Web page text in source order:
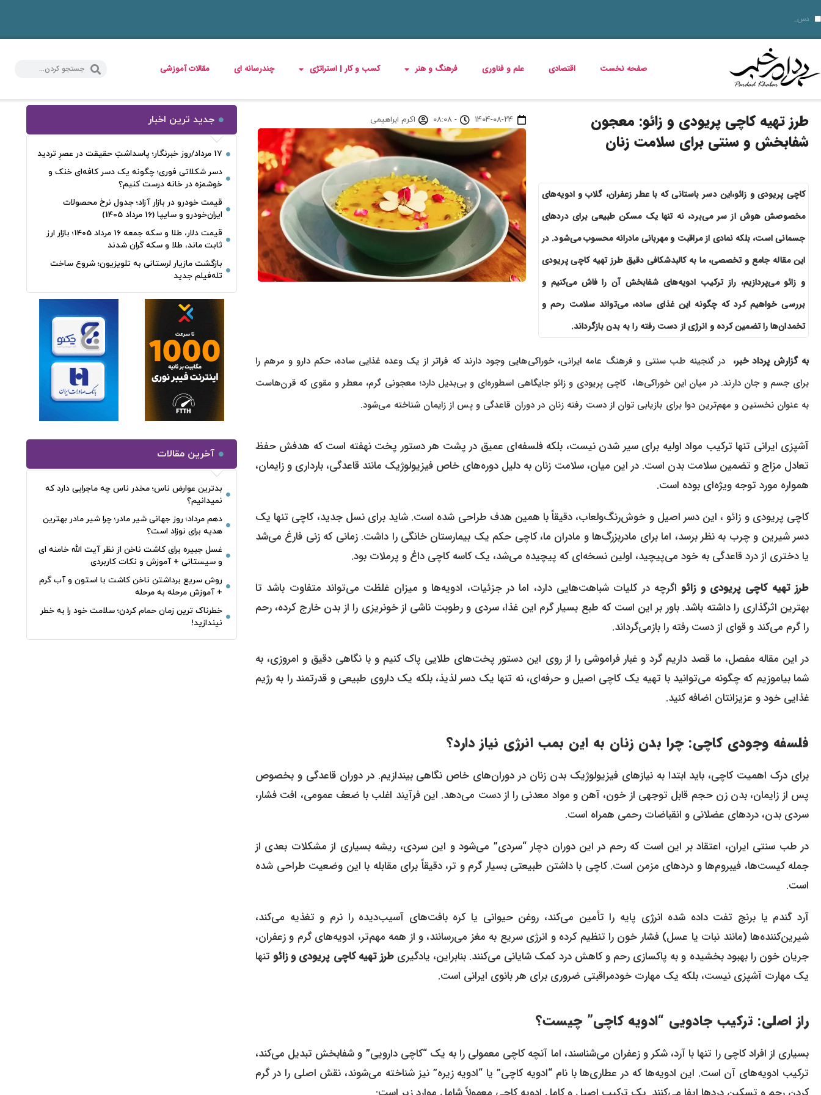
دسر شکلاتی فوری؛ چگونه یک دسر ک
قیمت خودرو در بازار آزاد؛ جدول نرخ محصولات ایران‌خودرو و سایپا (16 مرداد 1405)
قیمت دلار، طلا و سکه جمعه 16 مرداد 1405؛ بازار ارز ثابت ماند، طلا و سکه گران شدند
بازگشت مازیار لرستانی به تلویزیون؛ شروع ساخت تله‌فیلم جدید
بدترین عوارض ناس؛ مخدر ناس چه ماجرایی دارد که نمیدانیم؟
خواص گیاه خرفه؛ فواید خرفه برای سلامت، پوست و کاهش وزن
قیمت مرغ، ماهی و تخم مرغ امروز پنجشنبه 15 مرداد 1405 + جدول قیمت
استعلام کالابرگ الکترونیکی و وضعیت دهک‌بندی یارانه 1405؛ راهنمای کامل، رسمی و به‌روز
قیمت دلار، طلا، سکه و ارز امروز 15 مرداد 1405 + جدول کامل
صفحه نخست اقتصادی علم و فناوری فرهنگ و هنر کسب و کار | استراتژی چندرسانه ای مقالات آموزشی
طرز تهیه کاچی پریودی و زائو: معجون
شفابخش و سنتی برای سلامت زنان
کاچی پریودی و زائو،این دسر باستانی که با عطر زعفران، گلاب و ادویه‌های
مخصوصش هوش از سر می‌برد، نه تنها یک مسکن طبیعی برای دردهای
جسمانی است، بلکه نمادی از مراقبت و مهربانی مادرانه محسوب می‌شود. در
این مقاله جامع و تخصصی، ما به کالبدشکافی دقیق طرز تهیه کاچی پریودی
و زائو می‌پردازیم، راز ترکیب ادویه‌های شفابخش آن را فاش می‌کنیم و
بررسی خواهیم کرد که چگونه این غذای ساده، می‌تواند سلامت رحم و
تخمدان‌ها را تضمین کرده و انرژی از دست رفته را به بدن بازگرداند.
۱۴۰۴-۰۸-۲۴ - ۰۸:۰۸ اکرم ابراهیمی
به گزارش پرداد خبر، در گنجینه طب سنتی و فرهنگ عامه ایرانی، خوراکی‌هایی وجود دارند که فراتر از یک وعده غذایی ساده، حکم دارو و مرهم را
برای جسم و جان دارند. در میان این خوراکی‌ها، کاچی پریودی و زائو جایگاهی اسطوره‌ای و بی‌بدیل دارد؛ معجونی گرم، معطر و مقوی که قرن‌هاست
به عنوان نخستین و مهم‌ترین دوا برای بازیابی توان از دست رفته زنان در دوران قاعدگی و پس از زایمان شناخته می‌شود.
آشپزی ایرانی تنها ترکیب مواد اولیه برای سیر شدن نیست، بلکه فلسفه‌ای عمیق در پشت هر دستور پخت نهفته است که هدفش حفظ
تعادل مزاج و تضمین سلامت بدن است. در این میان، سلامت زنان به دلیل دوره‌های خاص فیزیولوژیک مانند قاعدگی، بارداری و زایمان،
همواره مورد توجه ویژه‌ای بوده است.
کاچی پریودی و زائو ، این دسر اصیل و خوش‌رنگ‌ولعاب، دقیقاً با همین هدف طراحی شده است. شاید برای نسل جدید، کاچی تنها یک
دسر شیرین و چرب به نظر برسد، اما برای مادربزرگ‌ها و مادران ما، کاچی حکم یک بیمارستان خانگی را داشت. زمانی که زنی فارغ می‌شد
یا دختری از درد قاعدگی به خود می‌پیچید، اولین نسخه‌ای که پیچیده می‌شد، یک کاسه کاچی داغ و پرملات بود.
طرز تهیه کاچی پریودی و زائواگرچه در کلیات شباهت‌هایی دارد، اما در جزئیات، ادویه‌ها و میزان غلظت می‌تواند متفاوت باشد تا
بهترین اثرگذاری را داشته باشد. باور بر این است که طبع بسیار گرم این غذا، سردی و رطوبت ناشی از خونریزی را از بدن خارج کرده، رحم
را گرم می‌کند و قوای از دست رفته را بازمی‌گرداند.
در این مقاله مفصل، ما قصد داریم گرد و غبار فراموشی را از روی این دستور پخت‌های طلایی پاک کنیم و با نگاهی دقیق و امروزی، به
شما بیاموزیم که چگونه می‌توانید با تهیه یک کاچی اصیل و حرفه‌ای، نه تنها یک دسر لذیذ، بلکه یک داروی طبیعی و قدرتمند را به رژیم
غذایی خود و عزیزانتان اضافه کنید.
فلسفه وجودی کاچی: چرا بدن زنان به این بمب انرژی نیاز دارد؟
برای درک اهمیت کاچی، باید ابتدا به نیازهای فیزیولوژیک بدن زنان در دوران‌های خاص نگاهی بیندازیم. در دوران قاعدگی و بخصوص
پس از زایمان، بدن زن حجم قابل توجهی از خون، آهن و مواد معدنی را از دست می‌دهد. این فرآیند اغلب با ضعف عمومی، افت فشار،
سردی بدن، دردهای عضلانی و انقباضات رحمی همراه است.
در طب سنتی ایران، اعتقاد بر این است که رحم در این دوران دچار “سردی” می‌شود و این سردی، ریشه بسیاری از مشکلات بعدی از
جمله کیست‌ها، فیبروم‌ها و دردهای مزمن است. کاچی با داشتن طبیعتی بسیار گرم و تر، دقیقاً برای مقابله با این وضعیت طراحی شده
است.
آرد گندم یا برنج تفت داده شده انرژی پایه را تأمین می‌کند، روغن حیوانی یا کره بافت‌های آسیب‌دیده را نرم و تغذیه می‌کند،
شیرین‌کننده‌ها (مانند نبات یا عسل) فشار خون را تنظیم کرده و انرژی سریع به مغز می‌رسانند، و از همه مهم‌تر، ادویه‌های گرم و زعفران،
جریان خون را بهبود بخشیده و به پاکسازی رحم و کاهش درد کمک شایانی می‌کنند. بنابراین، یادگیریطرز تهیه کاچی پریودی و زائوتنها
یک مهارت آشپزی نیست، بلکه یک مهارت خودمراقبتی ضروری برای هر بانوی ایرانی است.
راز اصلی: ترکیب جادویی “ادویه کاچی” چیست؟
بسیاری از افراد کاچی را تنها با آرد، شکر و زعفران می‌شناسند، اما آنچه کاچی معمولی را به یک “کاچی دارویی” و شفابخش تبدیل می‌کند،
ترکیب ادویه‌های آن است. این ادویه‌ها که در عطاری‌ها با نام “ادویه کاچی” یا “ادویه زیره” نیز شناخته می‌شوند، نقش اصلی را در گرم
جدید ترین اخبار
17 مرداد/روز خبرنگار؛ پاسداشتِ حقیقت در عصرِ تردید
دسر شکلاتی فوری؛ چگونه یک دسر کافه‌ای خنک و
خوشمزه در خانه درست کنیم؟
قیمت خودرو در بازار آزاد؛ جدول نرخ محصولات
ایران‌خودرو و سایپا (16 مرداد 1405)
قیمت دلار، طلا و سکه جمعه 16 مرداد 1405؛ بازار ارز
ثابت ماند، طلا و سکه گران شدند
بازگشت مازیار لرستانی به تلویزیون؛ شروع ساخت
تله‌فیلم جدید
آخرین مقالات
بدترین عوارض ناس؛ مخدر ناس چه ماجرایی دارد که
نمیدانیم؟
دهم مرداد؛ روز جهانی شیر مادر؛ چرا شیر مادر بهترین
هدیه برای نوزاد است؟
غسل جبیره برای کاشت ناخن از نظر آیت الله خامنه ای
و سیستانی + آموزش و نکات کاربردی
روش سریع برداشتن ناخن کاشت با استون و آب گرم
+ آموزش مرحله به مرحله
خطرناک‌ ترین زمان‌ حمام کردن؛ سلامت خود را به خطر
نیندازید!